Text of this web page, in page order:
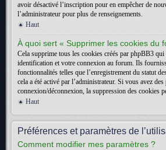
avoir désactivé l’inscription pour en empêcher de
l’administrateur pour plus de renseignements.
Haut
À quoi sert « Supprimer les cookies du
Cela supprime tous les cookies créés par phpBB3
identification et votre connexion au forum. Ils
fonctionnalités telles que l’enregistrement du statut
cela a été activé par l’administrateur. Si vous avez
connexion/déconnexion, la suppression des cookies
Haut
Préférences et paramètres de
Comment modifier mes paramètres ?